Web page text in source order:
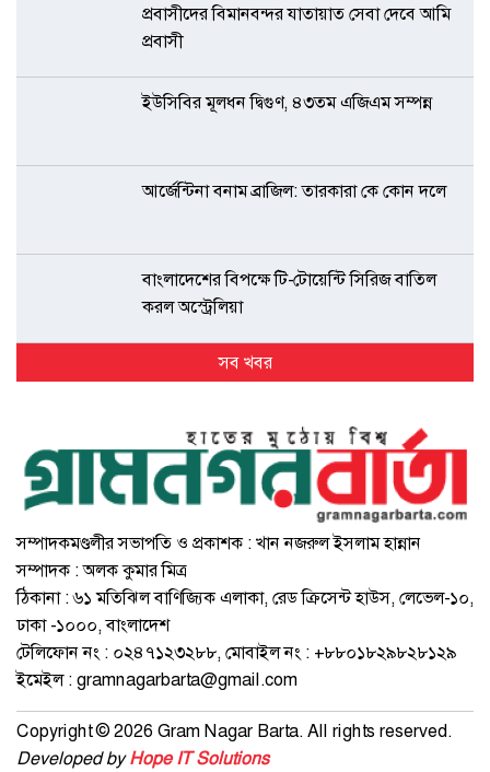
প্রবাসীদের বিমানবন্দর যাতায়াত সেবা দেবে আমি
প্রবাসী
ইউসিবির মূলধন দ্বিগুণ, ৪৩তম এজিএম সম্পন্ন
আর্জেন্টিনা বনাম ব্রাজিল: তারকারা কে কোন দলে
বাংলাদেশের বিপক্ষে টি-টোয়েন্টি সিরিজ বাতিল
করল অস্ট্রেলিয়া
সব খবর
সম্পাদকমণ্ডলীর সভাপতি ও প্রকাশক : খান নজরুল ইসলাম হান্নান
সম্পাদক : অলক কুমার মিত্র
ঠিকানা : ৬১ মতিঝিল বাণিজ্যিক এলাকা, রেড ক্রিসেন্ট হাউস, লেভেল-১০,
ঢাকা -১০০০, বাংলাদেশ
টেলিফোন নং : ০২৪৭১২৩২৮৮, মোবাইল নং : +৮৮০১৮২৯৮২৮১২৯
ইমেইল :gramnagarbarta@gmail.com
Copyright © 2026 Gram Nagar Barta. All rights reserved.
Developed byHope IT Solutions